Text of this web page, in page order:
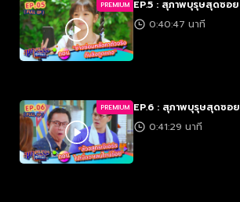
PREMIUM EP.5 : สุภาพบุรุษสุดซอ
0:40:47 นาที
PREMIUM EP.6 : สุภาพบุรุษสุดซอ
0:41:29 นาที